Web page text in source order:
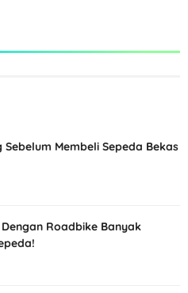
Sebelum Membeli Sepeda Bekas
Roadbike Banyak